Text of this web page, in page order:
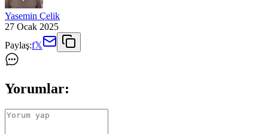
Yasemin Çelik
27 Ocak 2025
Paylaş:f𝕏
Yorumlar: